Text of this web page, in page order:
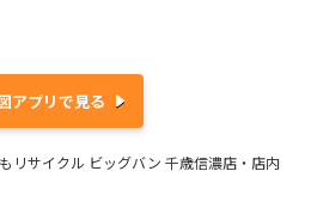
アプリで見る
リサイクル ビッグバン 千歳信濃店・店内